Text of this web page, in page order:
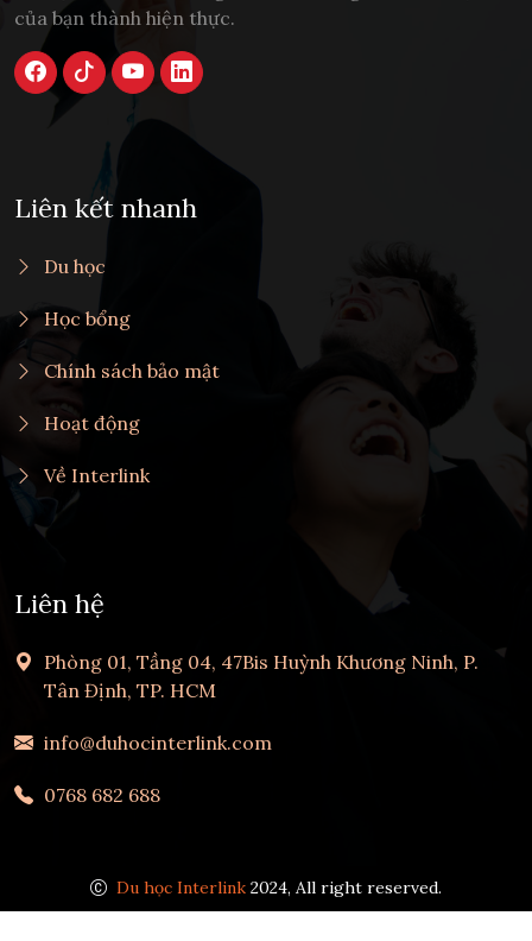
của bạn thành hiện thực.
Liên kết nhanh
Du học
Học bổng
Chính sách bảo mật
Hoạt động
Về Interlink
Liên hệ
Phòng 01, Tầng 04, 47Bis Huỳnh Khương Ninh, P.
Tân Định, TP. HCM
info@duhocinterlink.com
0768 682 688
Du học Interlink 2024, All right reserved.